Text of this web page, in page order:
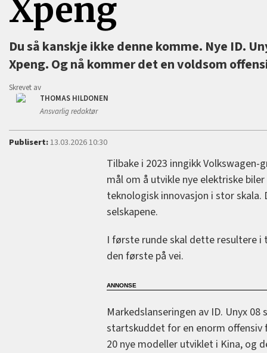
Xpeng
Du så kanskje ikke denne komme. Nye ID.
Xpeng. Og nå kommer det en voldsom
Skrevet av
THOMAS HILDONEN
Ansvarlig redaktør
Publisert:13.03.2026 10:30
Tilbake i 2023 inngikk
mål om å utvikle nye elektriske
teknologisk innovasjon i stor
selskapene.
I første runde skal dette resultere i
den første på vei.
Markedslanseringen av ID. Unyx
startskuddet for en enorm offensiv
20 nye modeller utviklet i Kina, og